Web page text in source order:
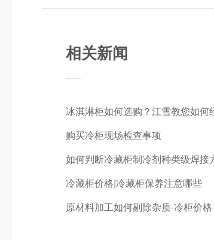
相关新闻
冰淇淋柜如何选购？江雪教您如何
购买冷柜现场检查事项
如何判断冷藏柜制冷剂种类级焊接
冷藏柜价格|冷藏柜保养注意哪些
原材料加工如何剔除杂质-冷柜价格